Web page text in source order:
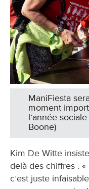
ManiFiesta
moment
l’année
Boone)
Kim De Witte
delà des chiffres :
c’est juste